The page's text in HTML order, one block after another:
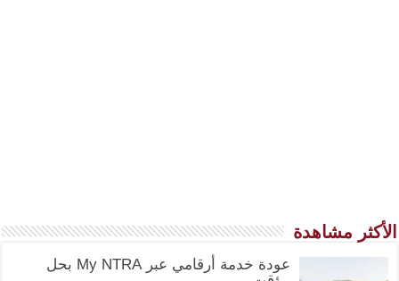
الأكثر مشاهدة
عودة خدمة أرقامي عبر My NTRA بحل